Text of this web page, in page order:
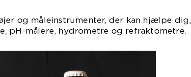
og måleinstrumenter, der kan hjælpe dig,
pH-målere, hydrometre og refraktometre.